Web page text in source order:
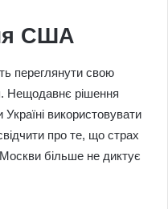
США
переглянути свою
Нещодавнє рішення
використовувати
про те, що страх
більше не диктує